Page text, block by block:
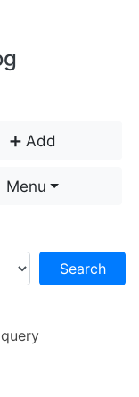
➕ Add
Menu
Search